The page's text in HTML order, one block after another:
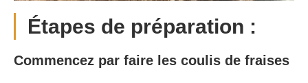
Étapes de préparation :
Commencez par faire les coulis de fraises